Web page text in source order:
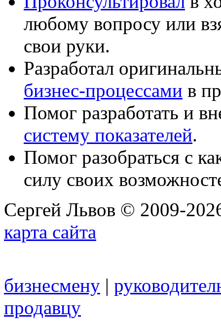
любому вопросу или
свои руки.
Разработал
бизнес-процессами в
Помог разработать и
систему показателей.
Помог разобраться с
силу своих
Сергей Львов © 2009-
карта сайта
бизнесмену |
продавцу